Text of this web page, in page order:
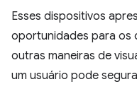
Esses dispositivos
oportunidades para os
outras maneiras de
um usuário pode